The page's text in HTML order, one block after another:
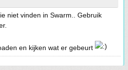
niet vinden in Swarm.. Gebruik
en kijken wat er gebeurt